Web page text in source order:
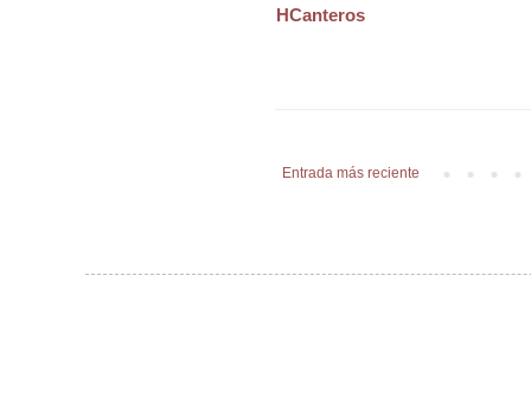
HCanteros
Entrada más reciente